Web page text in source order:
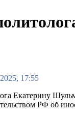
17:55
Екатерину
РФ об